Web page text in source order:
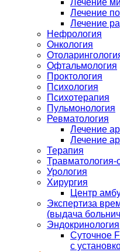
Лечение
Лечение
Лечение
Нефрология
Онкология
Офтальмология
Проктология
Психология
Психотерапия
Пульмонология
Ревматология
Лечение
Лечение
Терапия
Травматология-
Урология
Хирургия
Центр
Экспертиза
(выдача
Эндокринология
Суточное
с